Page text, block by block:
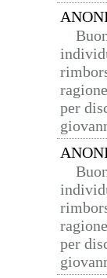
per
per